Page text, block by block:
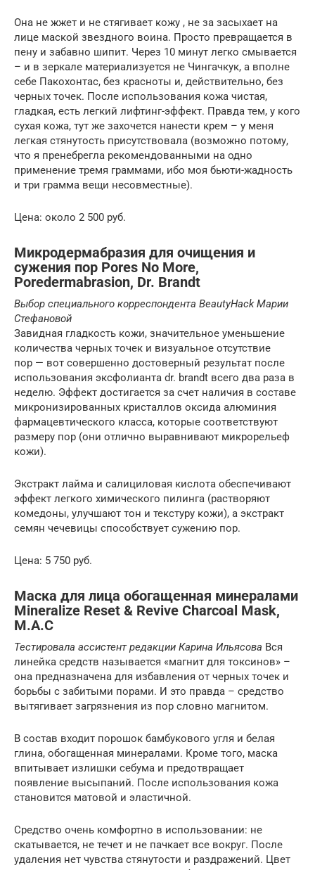
Она не жжет и не стягивает кожу , не за засыхает на
лице маской звездного воина. Просто превращается в
пену и забавно шипит. Через 10 минут легко смывается
– и в зеркале материализуется не Чингачкук, а вполне
себе Пакохонтас, без красноты и, действительно, без
черных точек. После использования кожа чистая,
гладкая, есть легкий лифтинг-эффект. Правда тем, у кого
сухая кожа, тут же захочется нанести крем – у меня
легкая стянутость присутствовала (возможно потому,
что я пренебрегла рекомендованными на одно
применение тремя граммами, ибо моя бьюти-жадность
и три грамма вещи несовместные).
Цена: около 2 500 руб.
Микродермабразия для очищения и
сужения пор Pores No More,
Poredermabrasion, Dr. Brandt
Выбор специального корреспондента BeautyHack Марии
Стефановой
Завидная гладкость кожи, значительное уменьшение
количества черных точек и визуальное отсутствие
пор — вот совершенно достоверный результат после
использования эксфолианта dr. brandt всего два раза в
неделю. Эффект достигается за счет наличия в составе
микронизированных кристаллов оксида алюминия
фармацевтического класса, которые соответствуют
размеру пор (они отлично выравнивают микрорельеф
кожи).
Экстракт лайма и салициловая кислота обеспечивают
эффект легкого химического пилинга (растворяют
комедоны, улучшают тон и текстуру кожи), а экстракт
семян чечевицы способствует сужению пор.
Цена: 5 750 руб.
Маска для лица обогащенная минералами
Mineralize Reset & Revive Charcoal Mask,
M.A.C
Тестировала ассистент редакции Карина Ильясова Вся
линейка средств называется «магнит для токсинов» –
она предназначена для избавления от черных точек и
борьбы с забитыми порами. И это правда – средство
вытягивает загрязнения из пор словно магнитом.
В состав входит порошок бамбукового угля и белая
глина, обогащенная минералами. Кроме того, маска
впитывает излишки себума и предотвращает
появление высыпаний. После использования кожа
становится матовой и эластичной.
Средство очень комфортно в использовании: не
скатывается, не течет и не пачкает все вокруг. После
удаления нет чувства стянутости и раздражений. Цвет